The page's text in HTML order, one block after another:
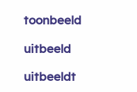
toonbeeld
uitbeeld
uitbeeldt